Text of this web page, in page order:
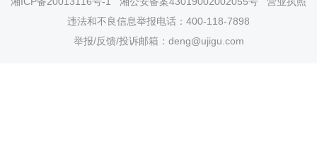
违法和不良信息举报电话：400-118-7898
举报/反馈/投诉邮箱：deng@ujigu.com